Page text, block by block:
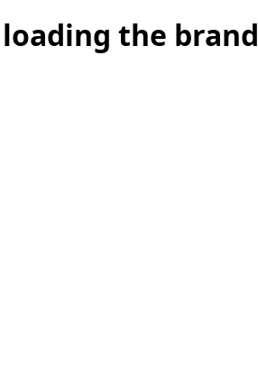
the brand